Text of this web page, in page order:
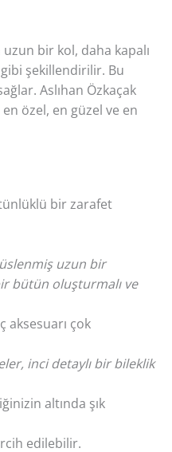
bir kol, daha kapalı
şekillendirilir. Bu
Aslıhan Özkaçak
özel, en güzel ve en
bir zarafet
uzun bir
bütün oluşturmalı ve
çok
inci detaylı bir bileklik
altında şık
edilebilir.